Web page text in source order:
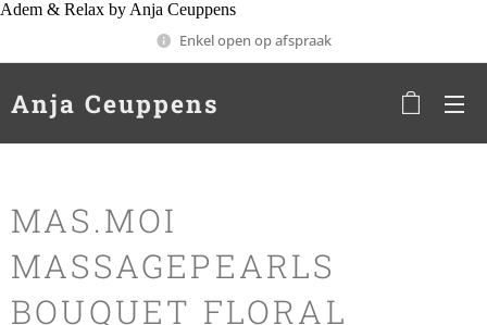
Adem & Relax by Anja Ceuppens
Enkel open op afspraak
Anja Ceuppens
MAS.MOI
MASSAGEPEARLS
BOUQUET FLORAL